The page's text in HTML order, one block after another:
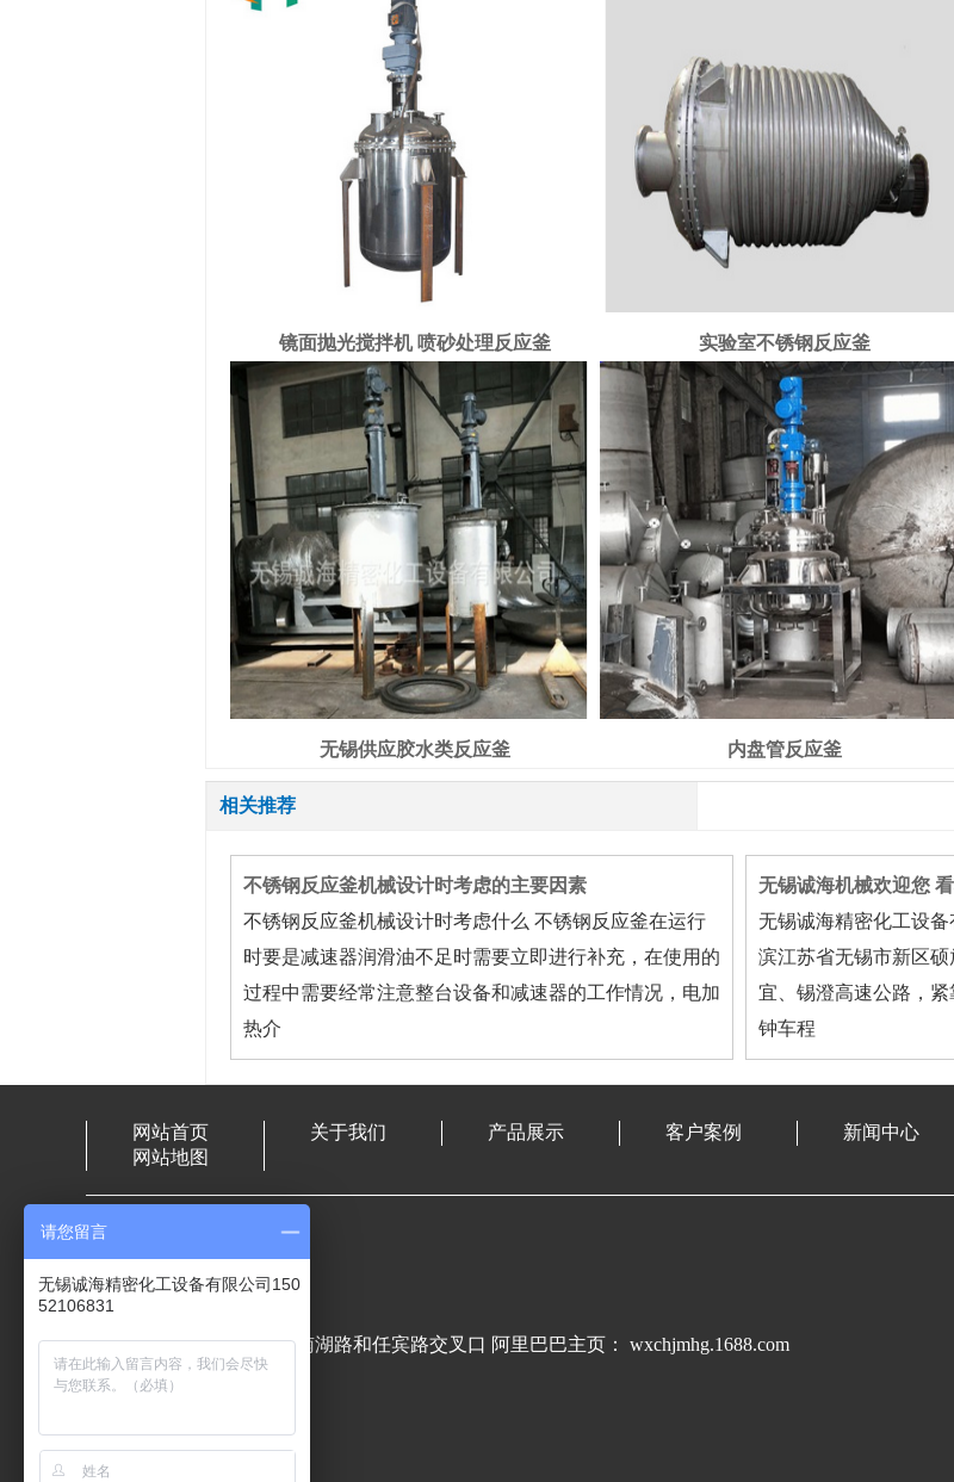
镜面抛光搅拌机 喷砂处理反应釜 实验室不锈钢反应釜
无锡供应胶水类反应釜 内盘管反应釜
相关推荐
不锈钢反应釜机械设计时考虑的主要因素
不锈钢反应釜机械设计时考虑什么 不锈钢反应釜在运行
时要是减速器润滑油不足时需要立即进行补充，在使用的
过程中需要经常注意整台设备和减速器的工作情况，电加
热介
无锡诚海机械欢迎您
无锡诚海精密化工设
滨江苏省无锡市新区
宜、锡澄高速公路，
钟车程
网站首页 关于我们 产品展示 客户案例 新闻中心
网站地图
电话1：13912369894
电话2：15052106831
传真：0510-85581318
地址：无锡市滨湖区南泉南湖路和任宾路交叉口 阿里巴巴主页： wxchjmhg.1688.com
请您留言
无锡诚海精密化工设备有限公司150
52106831